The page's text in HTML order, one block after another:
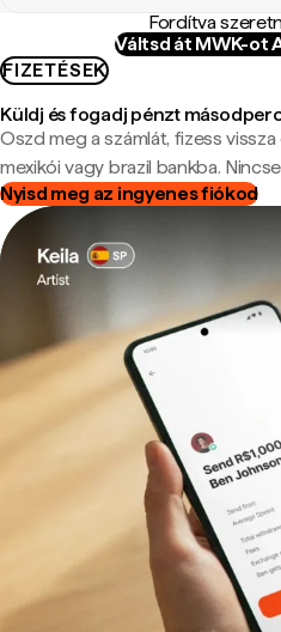
Fordítva
Váltsd át MWK-ot
FIZETÉSEK
Küldj és fogadj pénzt
Oszd meg a számlát, fizess
mexikói vagy brazil bankba.
Nyisd meg az ingyenes fiókod